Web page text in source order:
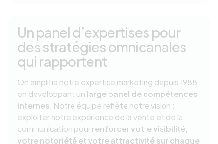
Un panel d’expertises pour
des stratégies omnicanales
qui rapportent
On amplifie notre expertise marketing depuis 1988
en développant un large panel de compétences
internes . Notre équipe reflète notre vision :
exploiter notre expérience de la vente et de la
communication pourrenforcer votre visibilité,
votre notoriété et votre attractivité sur chaque